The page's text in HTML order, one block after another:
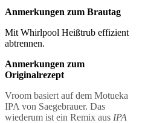
Anmerkungen zum Brautag
Mit Whirlpool Heißtrub effizient
abtrennen.
Anmerkungen zum
Originalrezept
Vroom basiert auf dem Motueka
IPA von Saegebrauer. Das
wiederum ist ein Remix aus IPA